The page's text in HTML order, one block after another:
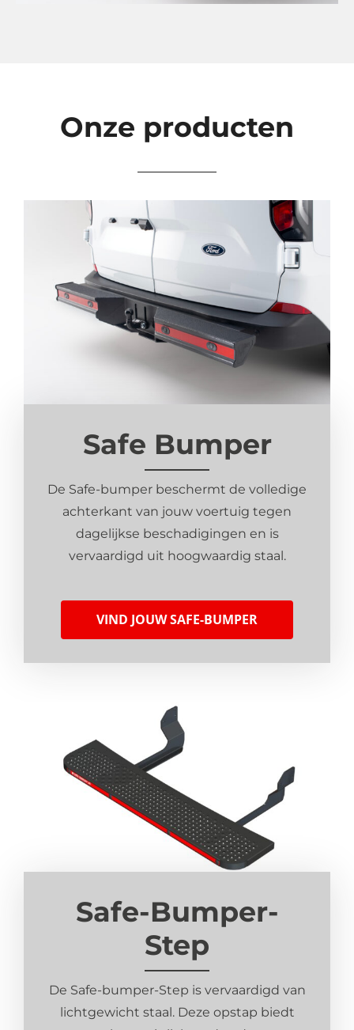
Onze producten
Safe Bumper
De Safe-bumper beschermt de volledige
achterkant van jouw voertuig tegen
dagelijkse beschadigingen en is
vervaardigd uit hoogwaardig staal.
VIND JOUW SAFE-BUMPER
Safe-Bumper-
Step
De Safe-bumper-Step is vervaardigd van
lichtgewicht staal. Deze opstap biedt